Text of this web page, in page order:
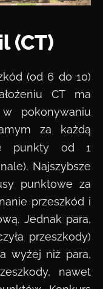
(CT)
(od 6 do 10)
CT ma
pokonywaniu
za każdą
punkty od 1
Najszybsze
punktowe za
przeszkód i
Jednak para,
przeszkody)
wyżej niż para,
nawet